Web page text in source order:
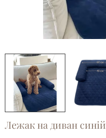
Лежак на диван